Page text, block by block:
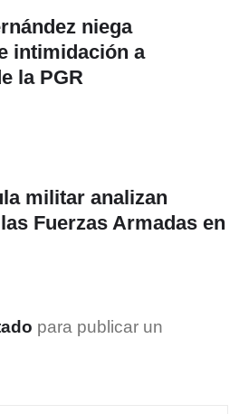
niega
intimidación a
la PGR
militar analizan
Fuerzas Armadas en
para publicar un